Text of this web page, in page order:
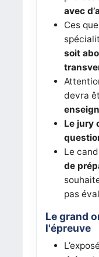
avec
Ces
soit
devra
Le jury
Le
de
pas
Le grand
l'épreuve